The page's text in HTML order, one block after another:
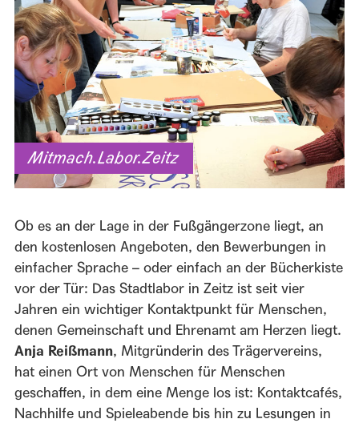
Mitmach.Labor.Zeitz
Ob es an der Lage in der Fußgängerzone liegt, an
den kostenlosen Angeboten, den Bewerbungen in
einfacher Sprache – oder einfach an der Bücherkiste
vor der Tür: Das Stadtlabor in Zeitz ist seit vier
Jahren ein wichtiger Kontaktpunkt für Menschen,
denen Gemeinschaft und Ehrenamt am Herzen liegt.
Anja Reißmann, Mitgründerin des Trägervereins,
hat einen Ort von Menschen für Menschen
geschaffen, in dem eine Menge los ist: Kontaktcafés,
Nachhilfe und Spieleabende bis hin zu Lesungen in